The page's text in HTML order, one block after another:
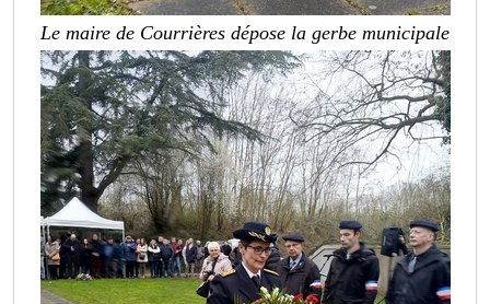
Le maire de Courrières dépose la gerbe municipale